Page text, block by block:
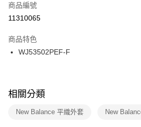
【「AFTEE先享後付」結帳流程】
１．於結帳方式選擇「AFTEE先享後付」後，
２．訂單成立數日內，您將收到繳費通知簡訊。
３．收到繳費通知簡訊後14天內，點擊此簡訊
ATM／網路銀行／等多元方式進行付款，方視為
※ 交易是否成功請以「AFTEE先享後付 」之結
是否繳費成功／繳費後需取消欲退款等相關疑
客戶支援中心」 https://
宅配
每筆NT$100，滿NT$1,500(含以上)免運費
付款後門市自取
每筆NT$100，滿NT$1,500(含以上)免運費
商品編號
11310065
商品特色
WJ53502PEF-F
相關分類
New Balance 平織外套 New